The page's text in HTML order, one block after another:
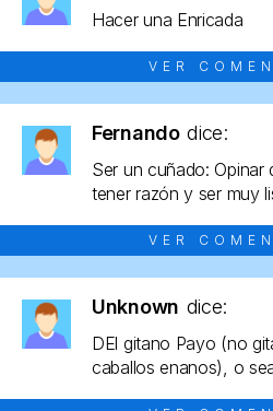
Hacer una Enricada
VER
Fernando dice:
Ser un cuñado:
tener razón y ser muy
VER
Unknown dice:
DEl gitano Payo (no
caballos enanos), o